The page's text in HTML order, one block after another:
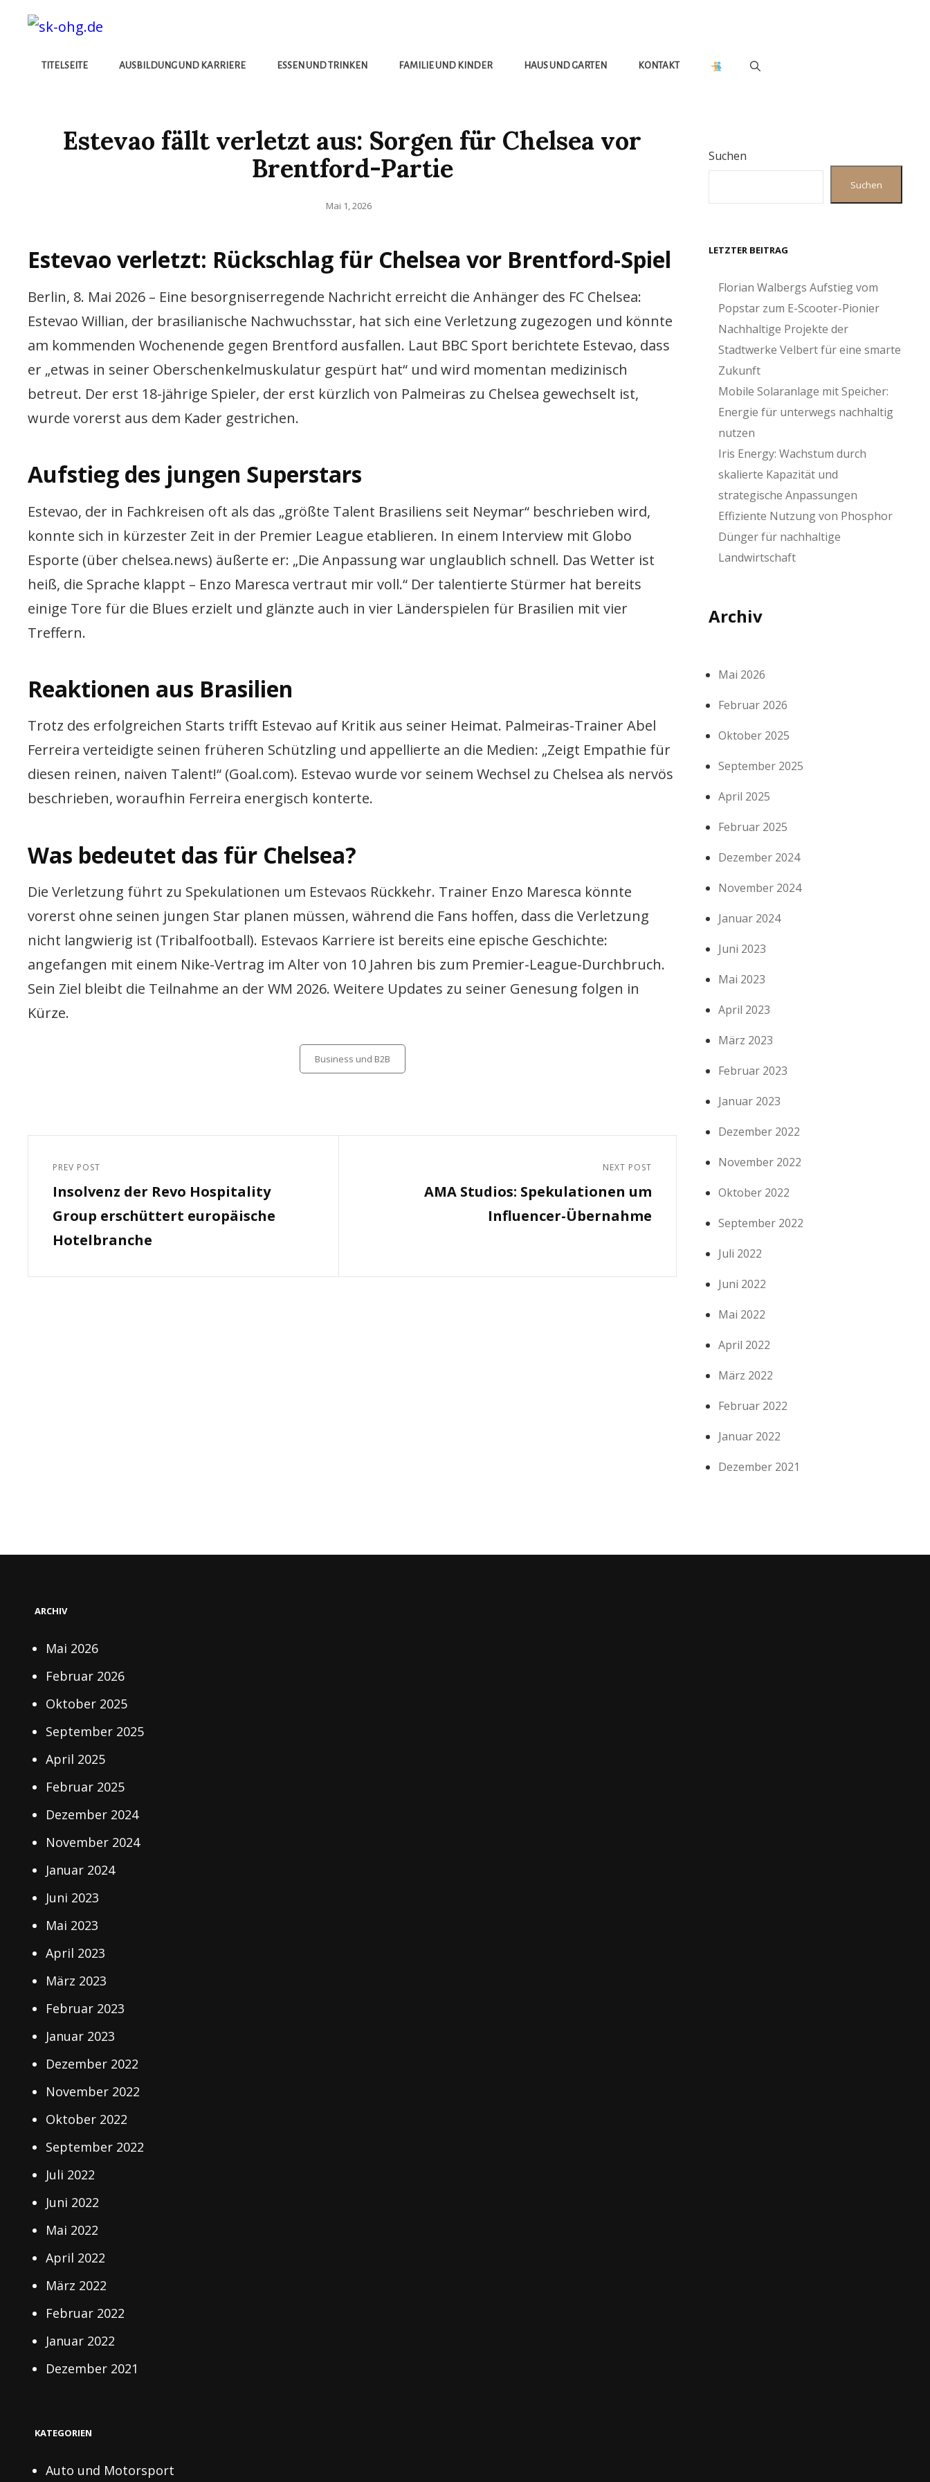
TITELSEITE AUSBILDUNG UND KARRIERE ESSEN UND TRINKEN FAMILIE UND KINDER HAUS UND GARTEN KONTAKT
Estevao fällt verletzt aus: Sorgen für Chelsea vor
Brentford-Partie
Posted
Mai 1, 2026
Estevao verletzt: Rückschlag für Chelsea vor Brentford-Spiel
Berlin, 8. Mai 2026 – Eine besorgniserregende Nachricht erreicht die Anhänger des FC Chelsea:
Estevao Willian, der brasilianische Nachwuchsstar, hat sich eine Verletzung zugezogen und könnte
am kommenden Wochenende gegen Brentford ausfallen. Laut BBC Sport berichtete Estevao, dass
er „etwas in seiner Oberschenkelmuskulatur gespürt hat“ und wird momentan medizinisch
betreut. Der erst 18-jährige Spieler, der erst kürzlich von Palmeiras zu Chelsea gewechselt ist,
wurde vorerst aus dem Kader gestrichen.
Aufstieg des jungen Superstars
Estevao, der in Fachkreisen oft als das „größte Talent Brasiliens seit Neymar“ beschrieben wird,
konnte sich in kürzester Zeit in der Premier League etablieren. In einem Interview mit Globo
Esporte (über chelsea.news) äußerte er: „Die Anpassung war unglaublich schnell. Das Wetter ist
heiß, die Sprache klappt – Enzo Maresca vertraut mir voll.“ Der talentierte Stürmer hat bereits
einige Tore für die Blues erzielt und glänzte auch in vier Länderspielen für Brasilien mit vier
Treffern.
Reaktionen aus Brasilien
Trotz des erfolgreichen Starts trifft Estevao auf Kritik aus seiner Heimat. Palmeiras-Trainer Abel
Ferreira verteidigte seinen früheren Schützling und appellierte an die Medien: „Zeigt Empathie für
diesen reinen, naiven Talent!“ (Goal.com). Estevao wurde vor seinem Wechsel zu Chelsea als nervös
beschrieben, woraufhin Ferreira energisch konterte.
Was bedeutet das für Chelsea?
Die Verletzung führt zu Spekulationen um Estevaos Rückkehr. Trainer Enzo Maresca könnte
vorerst ohne seinen jungen Star planen müssen, während die Fans hoffen, dass die Verletzung
nicht langwierig ist (Tribalfootball). Estevaos Karriere ist bereits eine epische Geschichte:
angefangen mit einem Nike-Vertrag im Alter von 10 Jahren bis zum Premier-League-Durchbruch.
Sein Ziel bleibt die Teilnahme an der WM 2026. Weitere Updates zu seiner Genesung folgen in
Kürze.
Business und B2B
Previous
Post
PREV POST
Insolvenz der Revo Hospitality
Group erschüttert europäische
Hotelbranche
NEXT POST
AMA Studios: Spekulationen um
Influencer-Übernahme
Suchen
Suchen
LETZTER BEITRAG
Florian Walbergs Aufstieg vom
Popstar zum E-Scooter-Pionier
Nachhaltige Projekte der
Stadtwerke Velbert für eine smarte
Zukunft
Mobile Solaranlage mit Speicher:
Energie für unterwegs nachhaltig
nutzen
Iris Energy: Wachstum durch
skalierte Kapazität und
strategische Anpassungen
Effiziente Nutzung von Phosphor
Dünger für nachhaltige
Landwirtschaft
Archiv
Mai 2026
Februar 2026
Oktober 2025
September 2025
April 2025
Februar 2025
Dezember 2024
November 2024
Januar 2024
Juni 2023
Mai 2023
April 2023
März 2023
Februar 2023
Januar 2023
Dezember 2022
November 2022
Oktober 2022
September 2022
Juli 2022
Juni 2022
Mai 2022
April 2022
März 2022
Februar 2022
Januar 2022
Dezember 2021
ARCHIV
Mai 2026
Februar 2026
Oktober 2025
September 2025
April 2025
Februar 2025
Dezember 2024
November 2024
Januar 2024
Juni 2023
Mai 2023
April 2023
März 2023
Februar 2023
Januar 2023
Dezember 2022
November 2022
Oktober 2022
September 2022
Juli 2022
Juni 2022
Mai 2022
April 2022
März 2022
Februar 2022
Januar 2022
Dezember 2021
KATEGORIEN
Auto und Motorsport